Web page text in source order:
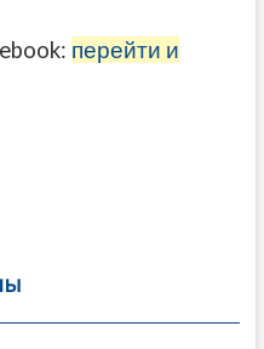
перейти и